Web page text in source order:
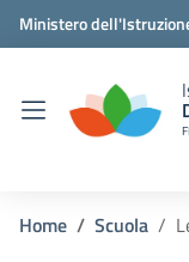
Ministero
Home Scuola